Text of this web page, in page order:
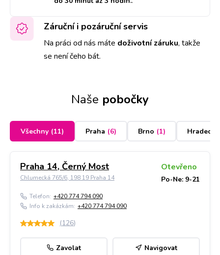
Záruční i pozáruční servis
Na práci od nás máte doživotní záruku, takže
se není čeho bát.
Naše pobočky
Všechny (11) Praha (6) Brno (1) Hradec
Praha 14, Černý Most
Chlumecká 765/6, 198 19 Praha 14
Otevřeno
Po-Ne: 9-21
Telefon: +420 774 794 090
Info k zakázkám: +420 774 794 090
(126)
Zavolat Navigovat